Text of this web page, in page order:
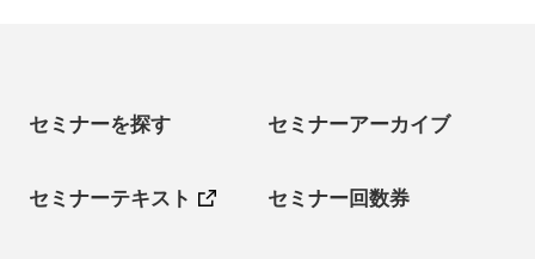
セミナーを探す セミナーアーカイブ
セミナーテキスト セミナー回数券